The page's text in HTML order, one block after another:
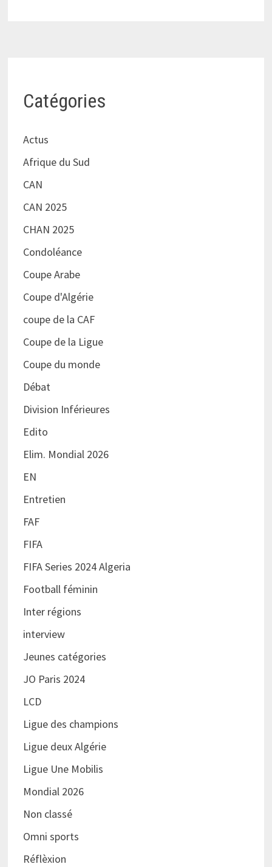
Catégories
Actus
Afrique du Sud
CAN
CAN 2025
CHAN 2025
Condoléance
Coupe Arabe
Coupe d'Algérie
coupe de la CAF
Coupe de la Ligue
Coupe du monde
Débat
Division Inférieures
Edito
Elim. Mondial 2026
EN
Entretien
FAF
FIFA
FIFA Series 2024 Algeria
Football féminin
Inter régions
interview
Jeunes catégories
JO Paris 2024
LCD
Ligue des champions
Ligue deux Algérie
Ligue Une Mobilis
Mondial 2026
Non classé
Omni sports
Réflèxion